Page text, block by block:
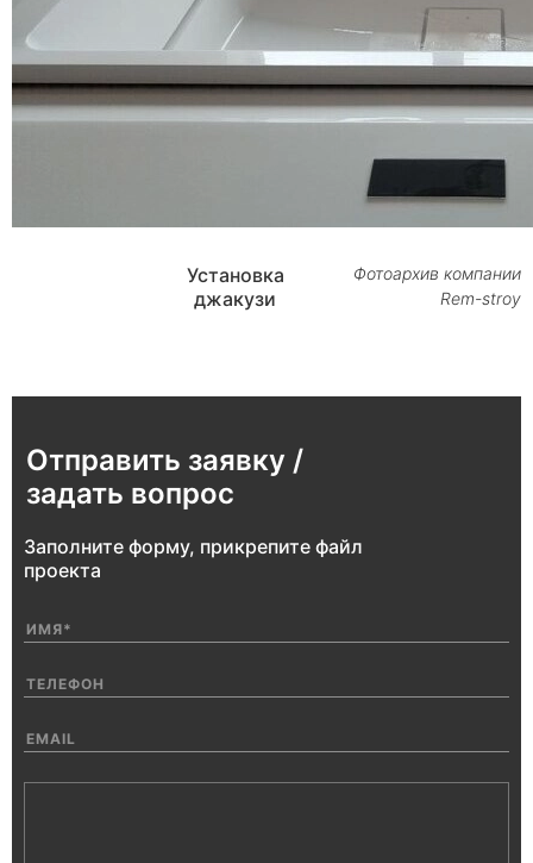
Установка
джакузи
Фотоархив компании
Rem-stroy
Отправить заявку /
задать вопрос
Заполните форму, прикрепите файл
проекта